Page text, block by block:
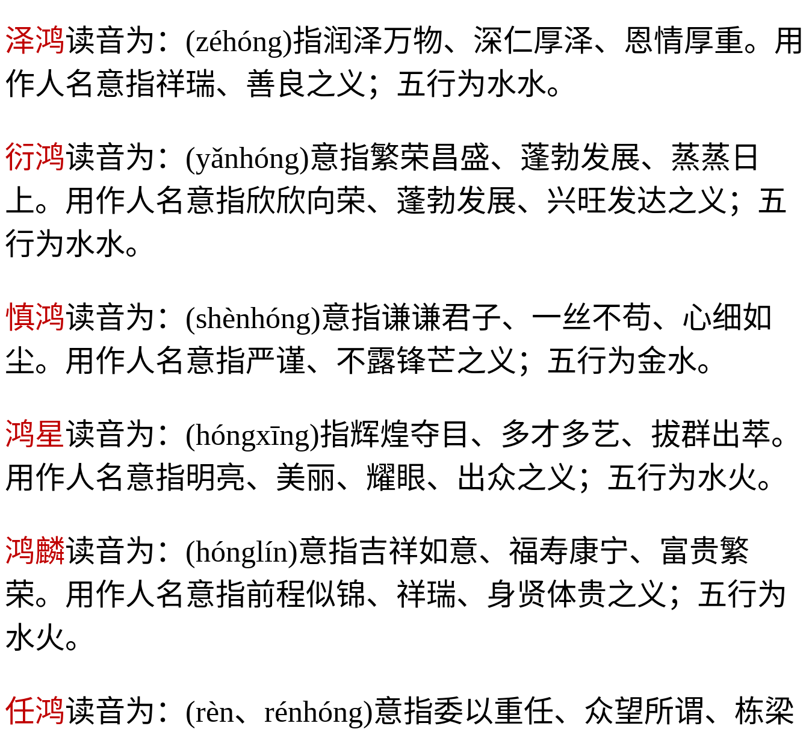
泽鸿读音为：(zéhóng)指润泽万物、深仁厚泽、恩情厚重。用
作人名意指祥瑞、善良之义；五行为水水。
衍鸿读音为：(yǎnhóng)意指繁荣昌盛、蓬勃发展、蒸蒸日
上。用作人名意指欣欣向荣、蓬勃发展、兴旺发达之义；五
行为水水。
慎鸿读音为：(shènhóng)意指谦谦君子、一丝不苟、心细如
尘。用作人名意指严谨、不露锋芒之义；五行为金水。
鸿星读音为：(hóngxīng)指辉煌夺目、多才多艺、拔群出萃。
用作人名意指明亮、美丽、耀眼、出众之义；五行为水火。
鸿麟读音为：(hónglín)意指吉祥如意、福寿康宁、富贵繁
荣。用作人名意指前程似锦、祥瑞、身贤体贵之义；五行为
水火。
任鸿读音为：(rèn、rénhóng)意指委以重任、众望所谓、栋梁